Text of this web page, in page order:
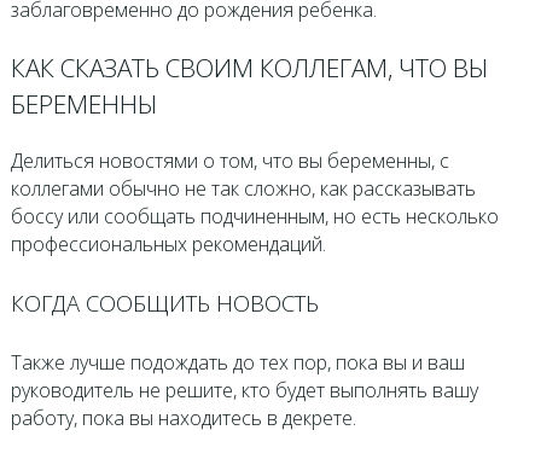
заблаговременно до рождения ребенка.
КАК СКАЗАТЬ СВОИМ КОЛЛЕГАМ, ЧТО ВЫ
БЕРЕМЕННЫ
Делиться новостями о том, что вы беременны, с
коллегами обычно не так сложно, как рассказывать
боссу или сообщать подчиненным, но есть несколько
профессиональных рекомендаций.
КОГДА СООБЩИТЬ НОВОСТЬ
Также лучше подождать до тех пор, пока вы и ваш
руководитель не решите, кто будет выполнять вашу
работу, пока вы находитесь в декрете.